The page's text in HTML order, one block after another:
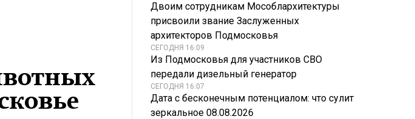
Двоим сотрудникам Мособлархитектуры
присвоили звание Заслуженных
архитекторов Подмосковья
СЕГОДНЯ 16:09
Из Подмосковья для участников СВО
передали дизельный генератор
СЕГОДНЯ 16:07
Дата с бесконечным потенциалом: что сулит
зеркальное 08.08.2026